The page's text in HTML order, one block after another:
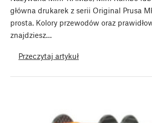
główna drukarek z serii Original Prusa
prosta. Kolory przewodów oraz
znajdziesz…
Przeczytaj artykuł